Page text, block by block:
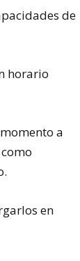
de
horario
a
en